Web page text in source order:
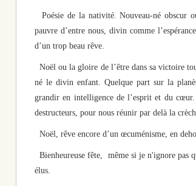
Poésie de la nativité. Nouveau-né obscur
pauvre d’entre nous, divin comme
d’un trop beau rêve.
Noël ou la gloire de l’être dans sa victoire
né le divin enfant. Quelque part sur la
grandir en intelligence de l’esprit et du
destructeurs, pour nous réunir par delà la
Noël, rêve encore d’un œcuménisme, en
Bienheureuse fête, même si je n'ignore pas
élus.